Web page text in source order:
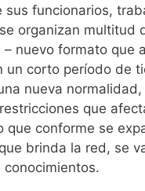
sus funcionarios,
organizan multitud
– nuevo formato que
un corto período de
nueva
que
que conforme se
brinda la red, se